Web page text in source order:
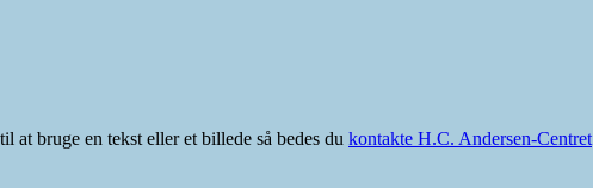
at bruge en tekst eller et billede så bedes du kontakte H.C. Andersen-Centret